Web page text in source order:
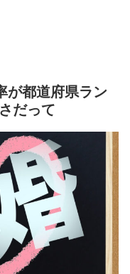
が都道府県ラン
だって